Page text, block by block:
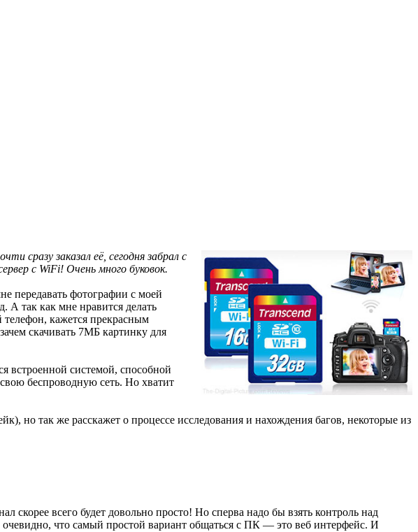
сразу заказал её, сегодня забрал с
с WiFi! Очень много буковок.
передавать фотографии с моей
А так как мне нравится делать
телефон, кажется прекрасным
скачивать 7МБ картинку для
встроенной системой, способной
беспроводную сеть. Но хватит
но так же расскажет о процессе исследования и нахождения багов, некоторые из
скорее всего будет довольно просто! Но сперва надо бы взять контроль над
что самый простой вариант общаться с ПК — это веб интерфейс. И